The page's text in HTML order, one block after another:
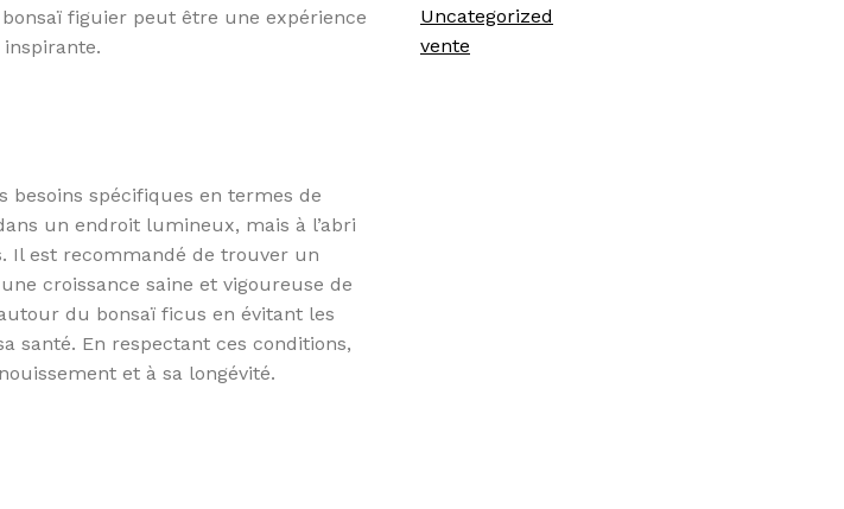
figuier peut être une expérience
besoins spécifiques en termes de
un endroit lumineux, mais à l’abri
Il est recommandé de trouver un
croissance saine et vigoureuse de
du bonsaï ficus en évitant les
santé. En respectant ces conditions,
et à sa longévité.
Uncategorized
vente